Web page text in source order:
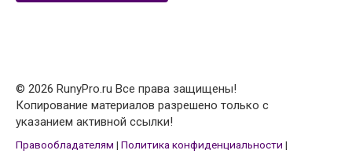
© 2026 RunyPro.ru Все права защищены!
Копирование материалов разрешено только с
указанием активной ссылки!
Правообладателям | Политика конфиденциальности |